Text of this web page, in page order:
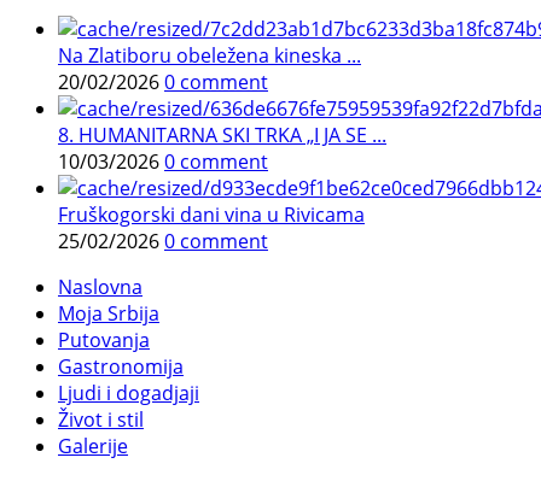
Na Zlatiboru obeležena kineska ...
20/02/20260 comment
8. HUMANITARNA SKI TRKA „I JA SE ...
10/03/20260 comment
Fruškogorski dani vina u Rivicama
25/02/20260 comment
Naslovna
Moja Srbija
Putovanja
Gastronomija
Ljudi i dogadjaji
Život i stil
Galerije